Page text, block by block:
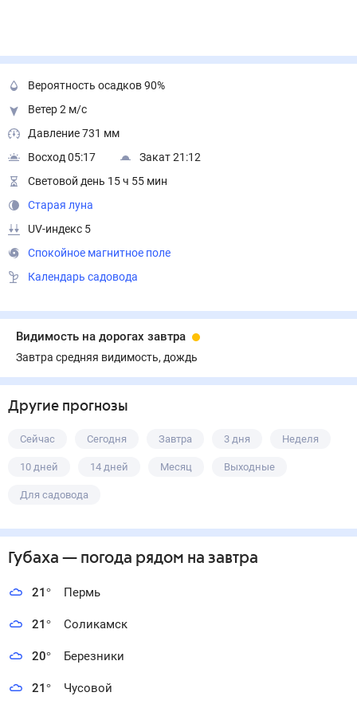
Вероятность осадков 90%
Ветер 2 м/с
Давление 731 мм
Восход 05:17
Закат 21:12
Световой день 15 ч 55 мин
Старая луна
UV-индекс 5
Спокойное магнитное поле
Календарь садовода
Видимость на дорогах завтра
Завтра средняя видимость, дождь
Другие прогнозы
Сейчас Сегодня Завтра 3 дня Неделя
10 дней 14 дней Месяц Выходные
Для садовода
Губаха — погода рядом на завтра
21° Пермь
21° Соликамск
20° Березники
21° Чусовой